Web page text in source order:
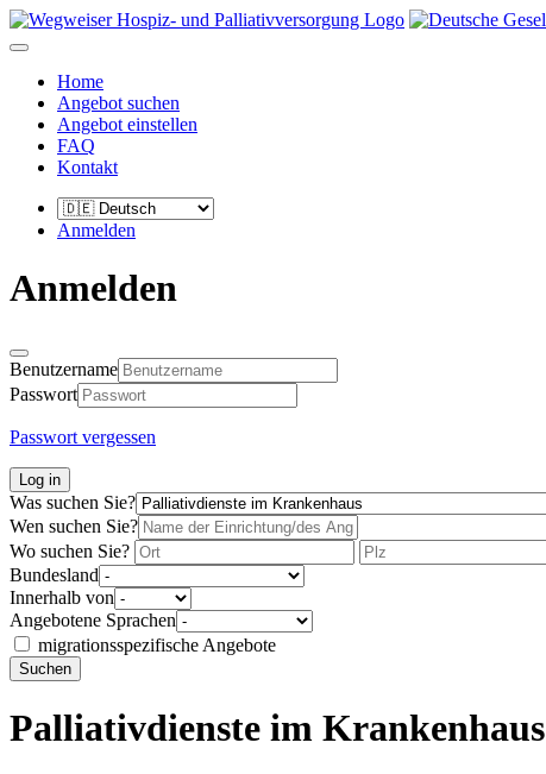
Home
Angebot suchen
Angebot einstellen
FAQ
Kontakt
Anmelden
Anmelden
Benutzername
Passwort
Passwort vergessen
Log in
Was suchen Sie?
Wen suchen Sie?
Wo suchen Sie?
Bundesland
Innerhalb von
Angebotene Sprachen
migrationsspezifische Angebote
Suchen
Palliativdienste im Krankenhaus